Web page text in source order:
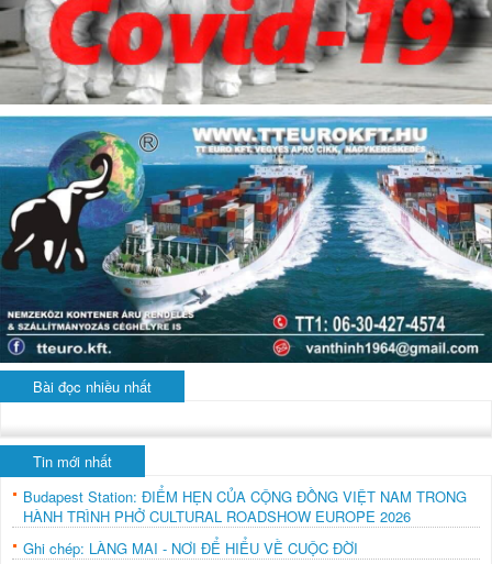
Bài đọc nhiều nhất
Tin mới nhất
Budapest Station: ĐIỂM HẸN CỦA CỘNG ĐỒNG VIỆT NAM TRONG
HÀNH TRÌNH PHỞ CULTURAL ROADSHOW EUROPE 2026
Ghi chép: LÀNG MAI - NƠI ĐỂ HIỂU VỀ CUỘC ĐỜI